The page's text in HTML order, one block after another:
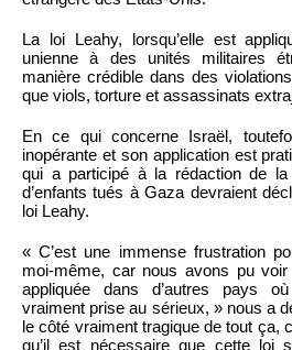
La loi Leahy, lorsqu’elle est
unienne à des unités militaires
manière crédible dans des
que viols, torture et assassinats
En ce qui concerne Israël,
inopérante et son application est
qui a participé à la rédaction de
d’enfants tués à Gaza devraient
loi Leahy.
« C’est une immense frustration
moi-même, car nous avons pu
appliquée dans d’autres pays
vraiment prise au sérieux, » nous a
le côté vraiment tragique de tout ça,
qu’il est nécessaire que cette loi